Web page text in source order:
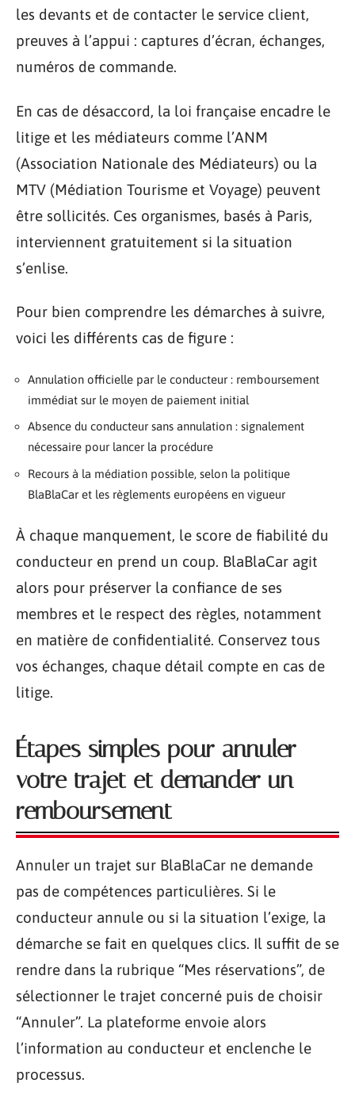
les devants et de contacter le service client,
preuves à l’appui : captures d’écran, échanges,
numéros de commande.
En cas de désaccord, la loi française encadre le
litige et les médiateurs comme l’ANM
(Association Nationale des Médiateurs) ou la
MTV (Médiation Tourisme et Voyage) peuvent
être sollicités. Ces organismes, basés à Paris,
interviennent gratuitement si la situation
s’enlise.
Pour bien comprendre les démarches à suivre,
voici les différents cas de figure :
Annulation officielle par le conducteur : remboursement
immédiat sur le moyen de paiement initial
Absence du conducteur sans annulation : signalement
nécessaire pour lancer la procédure
Recours à la médiation possible, selon la politique
BlaBlaCar et les règlements européens en vigueur
À chaque manquement, le score de fiabilité du
conducteur en prend un coup. BlaBlaCar agit
alors pour préserver la confiance de ses
membres et le respect des règles, notamment
en matière de confidentialité. Conservez tous
vos échanges, chaque détail compte en cas de
litige.
Étapes simples pour annuler
votre trajet et demander un
remboursement
Annuler un trajet sur BlaBlaCar ne demande
pas de compétences particulières. Si le
conducteur annule ou si la situation l’exige, la
démarche se fait en quelques clics. Il suffit de se
rendre dans la rubrique “Mes réservations”, de
sélectionner le trajet concerné puis de choisir
“Annuler”. La plateforme envoie alors
l’information au conducteur et enclenche le
processus.